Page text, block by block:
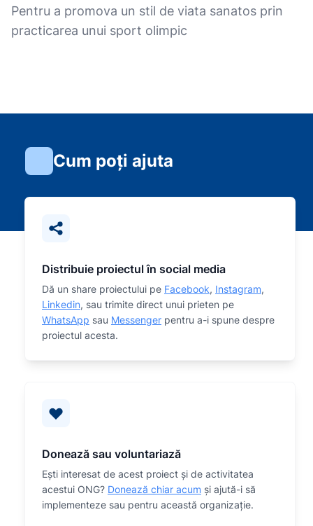
Pentru a promova un stil de viata sanatos prin
practicarea unui sport olimpic
Cum poți ajuta
Distribuie proiectul în social media
Dă un share proiectului pe Facebook, Instagram,
Linkedin, sau trimite direct unui prieten pe
WhatsApp sau Messenger pentru a-i spune despre
proiectul acesta.
Donează sau voluntariază
Eşti interesat de acest proiect și de activitatea
acestui ONG? Donează chiar acum și ajută-i să
implementeze sau pentru această organizaţie.